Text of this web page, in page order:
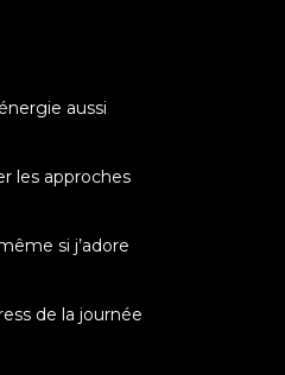
aussi
les approches
si j’adore
de la journée